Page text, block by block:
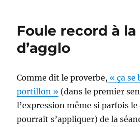
Foule record à la
d’agglo
Comme dit le proverbe, « ça se
portillon » (dans le premier
l’expression même si parfois
pourrait s’appliquer) de la